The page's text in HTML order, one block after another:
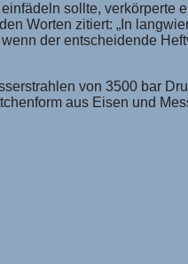
sollte, verkörperte
Worten zitiert: „In
der entscheidende
von 3500 bar
aus Eisen und